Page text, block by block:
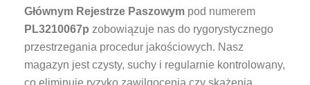
Głównym Rejestrze Paszowym pod numerem
PL3210067p zobowiązuje nas do rygorystycznego
przestrzegania procedur jakościowych. Nasz
magazyn jest czysty, suchy i regularnie kontrolowany,
co eliminuje ryzyko zawilgocenia czy skażenia